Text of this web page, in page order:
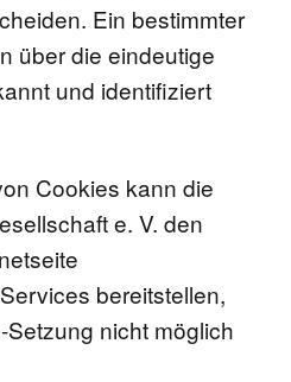
Ein bestimmter
über die eindeutige
und identifiziert
Cookies kann die
e. V. den
bereitstellen,
nicht möglich